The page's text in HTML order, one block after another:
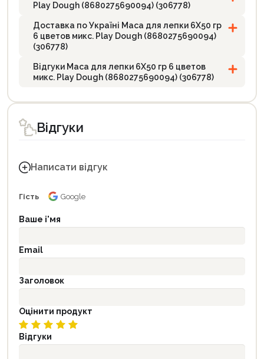
Play Dough (8680275690094) (306778)
Доставка по Україні Маса для лепки 6X50 гр
6 цветов микс. Play Dough (8680275690094)
(306778)
Відгуки Маса для лепки 6X50 гр 6 цветов
микс. Play Dough (8680275690094) (306778)
Відгуки
Написати відгук
Гість Google
Ваше і'мя
Email
Заголовок
Оцінити продукт
Відгуки